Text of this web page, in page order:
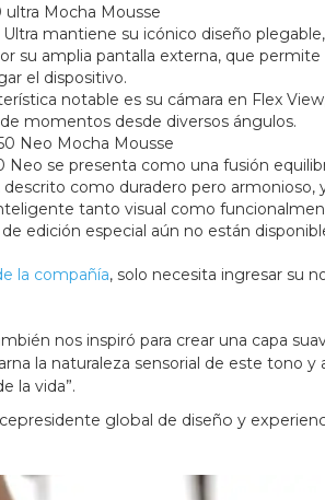
ultra Mocha Mousse
Ultra mantiene su icónico diseño
su amplia pantalla externa, que
el dispositivo.
notable es su cámara en Flex
momentos desde diversos ángulos.
Neo Mocha Mousse
Neo se presenta como una fusión
descrito como duradero pero
tanto visual como
edición especial aún no están
la compañía, solo necesita ingresar su
nos inspiró para crear una capa
la naturaleza sensorial de este tono y
la vida”.
global de diseño y